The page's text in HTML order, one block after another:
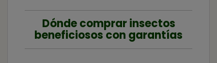
Dónde comprar insectos
beneficiosos con garantías